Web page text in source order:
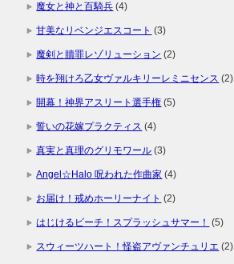
魔女と神と百騎兵 (4)
甘美なリベンジエスコート (3)
魔剣と贖罪レゾリューション (2)
時を翔けろ乙女ヴァルキリーレミニセンス (2)
開幕！神界アスリート選手権 (5)
誓いの花嫁プラクティス (4)
真実と真理のグリモワール (3)
Angel☆Halo 呪われた作曲家 (4)
お届け！戒めホーリーナイト (2)
はじけるビーチ！スプラッシュサマー！ (5)
スウィーツハート！怪盗アヴァンチュリエ (2)